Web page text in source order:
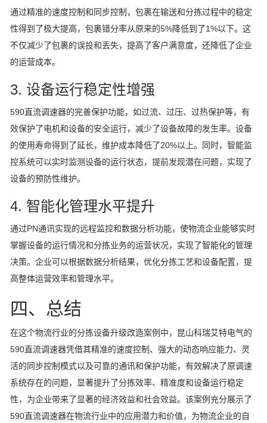
通过精准的速度控制和同步控制，包裹在输送和分拣过程中的稳定
性得到了极大提高，包裹错分率从原来的5%降低到了1%以下。这
不仅减少了包裹的误投和丢失，提高了客户满意度，还降低了企业
的运营成本。
3. 设备运行稳定性增强
590直流调速器的完善保护功能，如过流、过压、过热保护等，有
效保护了电机和设备的安全运行，减少了设备故障的发生率。设备
的使用寿命得到了延长，维护成本降低了20%以上。同时，智能监
控系统可以实时监测设备的运行状态，提前发现潜在问题，实现了
设备的预防性维护。
4. 智能化管理水平提升
通过PN通讯实现的远程监控和数据分析功能，使物流企业能够实时
掌握设备的运行情况和分拣业务的运营状况，实现了智能化的管理
决策。企业可以根据数据分析结果，优化分拣工艺和设备配置，提
高整体运营效率和管理水平。
四、总结
在这个物流行业的分拣设备升级改造案例中，昆山科瑞艾特电气的
590直流调速器凭借其精准的速度控制、强大的动态响应能力、灵
活的同步控制模式以及可靠的通讯和保护功能，有效解决了原调速
系统存在的问题，显著提升了分拣效率、精准度和设备运行稳定
性，为企业带来了显著的经济效益和社会效益。该案例充分展示了
590直流调速器在物流行业中的应用潜力和价值，为物流企业的自